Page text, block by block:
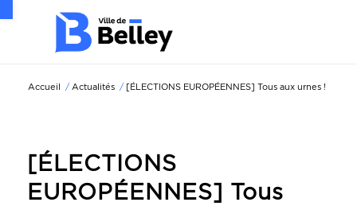
Accueil / Actualités / [ÉLECTIONS EUROPÉENNES] Tous aux urnes !
[ÉLECTIONS
EUROPÉENNES] Tous